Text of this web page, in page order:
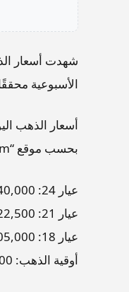
شهدت أسعار
الأسبوعية
أسعار الذهب
بحسب موقع “gold-price-today.com”، جاءت أسعار الذهب في العراق وفقًا لآخر التحديثات كالتالي:
عيار 24: 140,000 دينار عراقي للجرام
عيار 21: 122,500 دينار عراقي للجرام
عيار 18: 105,000 دينار عراقي للجرام
أوقية الذهب: 4,354,600 دينار عراقي